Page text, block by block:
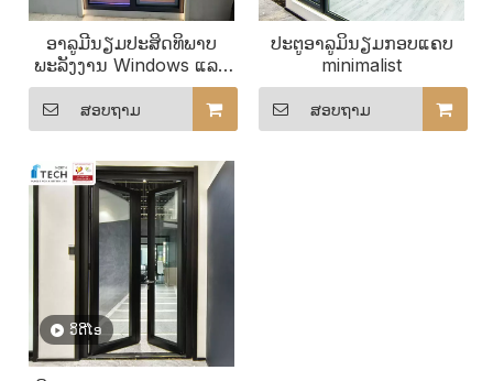
ອາລູມີນຽມປະສິດທິພາບ
ພະລັງງານ Windows ແລະ
ປະຕູ
ສອບຖາມ
ປະຕູອາລູມິນຽມກອບແຄບ
minimalist
ສອບຖາມ
ວິດີໂອ